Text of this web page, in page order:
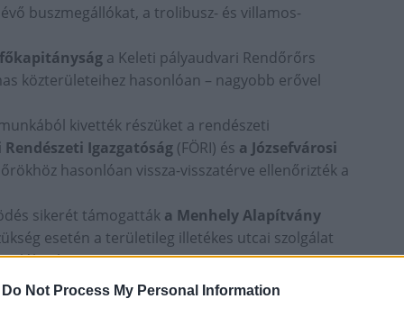
Do Not Process My Personal Information
buszmegállókat, a trolibusz- és villamos-
a Keleti pályaudvari Rendőrőrs
közterületeihez hasonlóan – nagyobb erővel
kivették részüket a rendészeti
Igazgatóság (FÖRI) és a Józsefvárosi
hasonlóan vissza-visszatérve ellenőrizték a
sikerét támogatták a Menhely Alapítvány
esetén a területileg illetékes utcai szolgálat